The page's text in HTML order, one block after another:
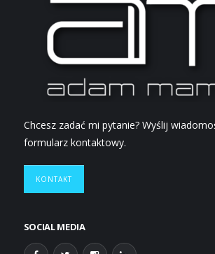
Chcesz zadać mi pytanie? Wyślij
formularz kontaktowy.
KONTAKT
SOCIAL MEDIA